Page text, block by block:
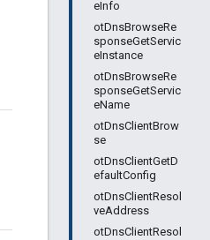
eInfo
otDnsBrowseRe
sponseGetServic
eInstance
otDnsBrowseRe
sponseGetServic
eName
otDnsClientBrow
se
otDnsClientGetD
efaultConfig
otDnsClientResol
veAddress
otDnsClientResol